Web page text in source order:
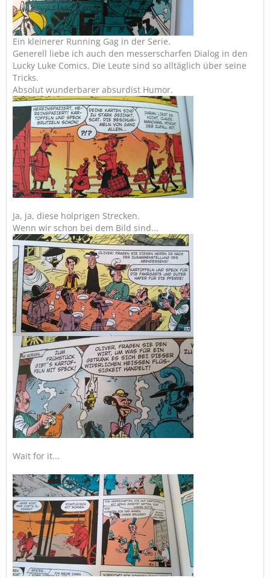
Ein kleinerer Running Gag in der Serie.
Generell liebe ich auch den messerscharfen Dialog in den
Lucky Luke Comics. Die Leute sind so alltäglich über seine
Tricks.
Absolut wunderbarer absurdist Humor.
Ja, ja, diese holprigen Strecken.
Wenn wir schon bei dem Bild sind...
Wait for it...